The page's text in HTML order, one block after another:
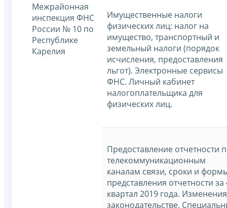
Межрайонная
инспекция ФНС
России № 10 по
Республике
Карелия
Имущественные налоги
физических лиц: налог на
имущество, транспортный и
земельный налоги (порядок
исчисления, предоставления
льгот). Электронные сервисы
ФНС. Личный кабинет
налогоплательщика для
физических лиц.
Предоставление отчетности
телекоммуникационным
каналам связи, сроки и
представления отчетности за
квартал 2019 года.
законодательстве.